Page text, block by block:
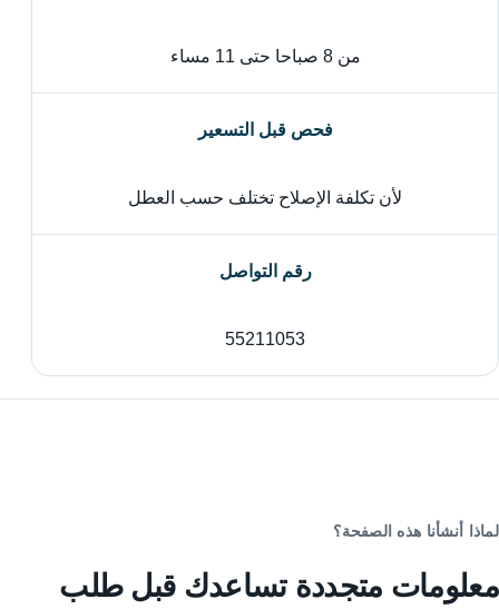
من 8 صباحا حتى 11 مساء
فحص قبل التسعير
لأن تكلفة الإصلاح تختلف حسب العطل
رقم التواصل
55211053
لماذا أنشأنا هذه الصفحة؟
معلومات متجددة تساعدك قبل طلب